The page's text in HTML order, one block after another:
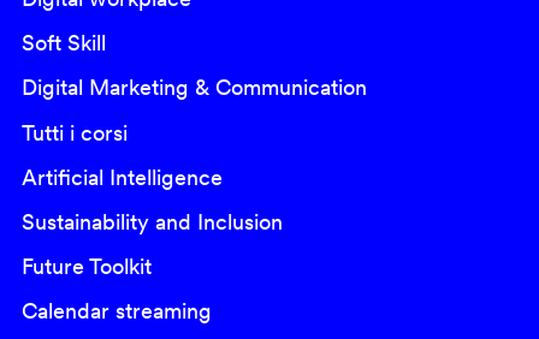
Soft Skill
Digital Marketing & Communication
Tutti i corsi
Artificial Intelligence
Sustainability and Inclusion
Future Toolkit
Calendar streaming